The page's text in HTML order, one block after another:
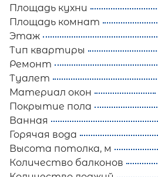
Площадь кухни
Площадь комнат
Этаж
Тип квартиры
Ремонт
Туалет
Материал окон
Покрытие пола
Ванная
Горячая вода
Высота потолка, м
Количество балконов